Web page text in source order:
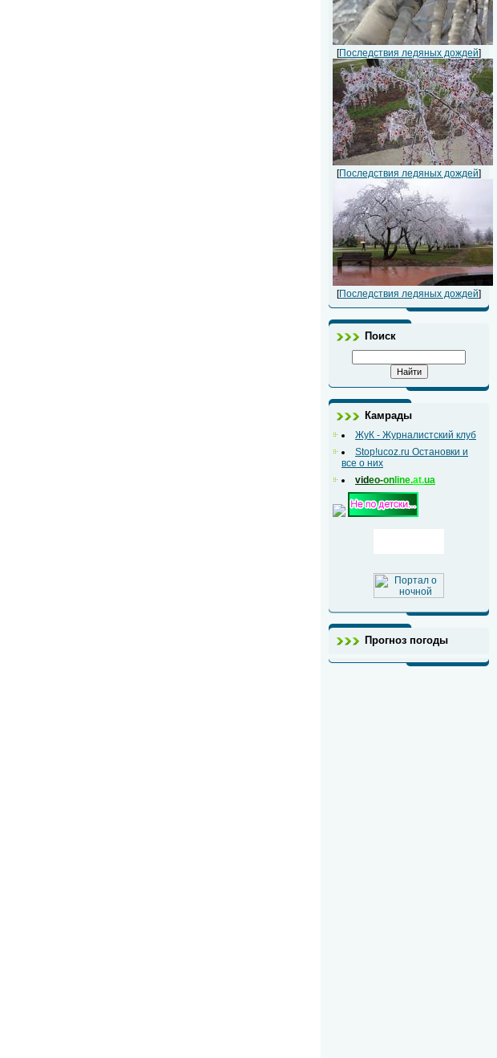
[Последствия ледяных дождей]
[Последствия ледяных дождей]
[Последствия ледяных дождей]
Поиск
Камрады
ЖуК - Журналистский клуб
Stop!ucoz.ru Остановки и
все о них
video-on line.at.ua
Прогноз погоды